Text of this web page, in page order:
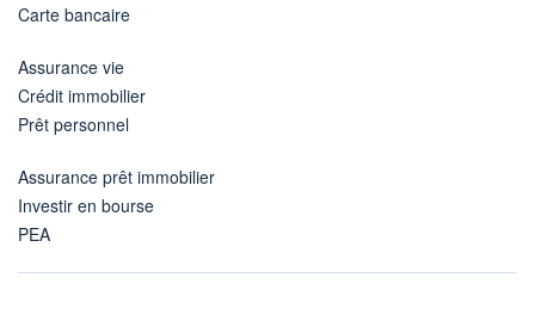
Carte bancaire
Assurance vie
Crédit immobilier
Prêt personnel
Assurance prêt immobilier
Investir en bourse
PEA